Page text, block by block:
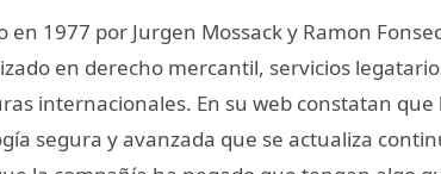
en 1977 por Jurgen Mossack y Ramon
en derecho mercantil, servicios
internacionales. En su web constatan
segura y avanzada que se actualiza